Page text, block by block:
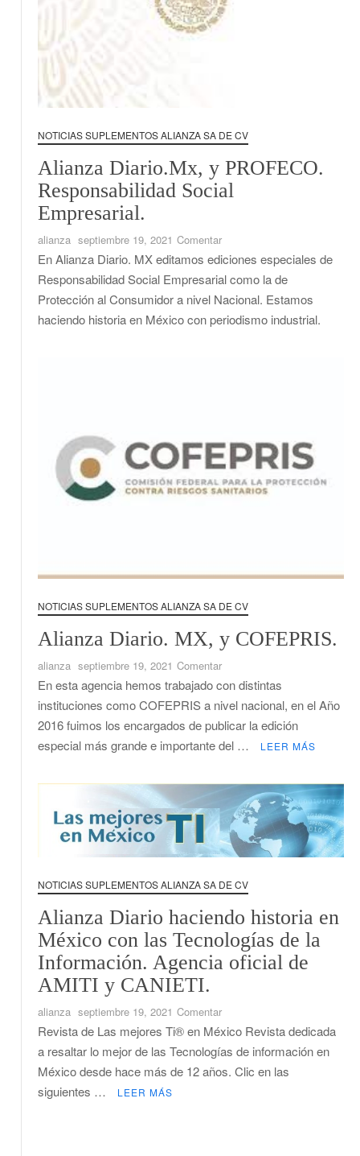
NOTICIAS SUPLEMENTOS ALIANZA SA DE CV
Alianza Diario.Mx, y PROFECO.
Responsabilidad Social
Empresarial.
alianza septiembre 19, 2021 Comentaren
Alianza
y
PROFECO.
Responsabilidad
En Alianza Diario. MX editamos ediciones especiales de
Responsabilidad Social Empresarial como la de
Protección al Consumidor a nivel Nacional. Estamos
haciendo historia en México con periodismo industrial.
NOTICIAS SUPLEMENTOS ALIANZA SA DE CV
Alianza Diario. MX, y COFEPRIS.
alianza septiembre 19, 2021 Comentaren
Alianza
Diario.
y
COFEPRIS.
En esta agencia hemos trabajado con distintas
instituciones como COFEPRIS a nivel nacional, en el Año
2016 fuimos los encargados de publicar la edición
especial más grande e importante del …
LEER MÁS
NOTICIAS SUPLEMENTOS ALIANZA SA DE CV
Alianza Diario haciendo historia en
México con las Tecnologías de la
Información. Agencia oficial de
AMITI y CANIETI.
alianza septiembre 19, 2021 Comentaren
Alianza
Diario
historia
Revista de Las mejores Ti® en México Revista dedicada
a resaltar lo mejor de las Tecnologías de información en
México desde hace más de 12 años. Clic en las
siguientes …
LEER MÁS